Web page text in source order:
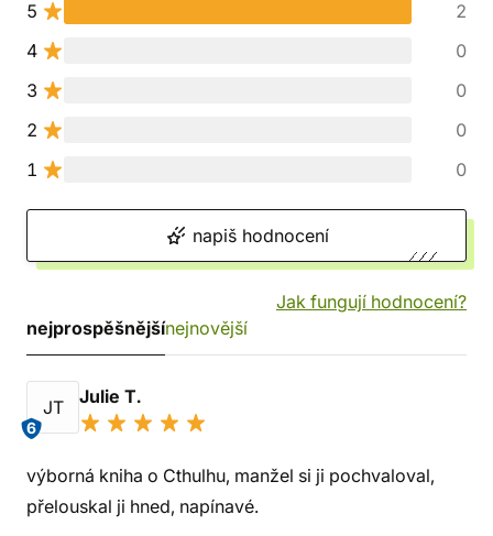
5
2
4
0
3
0
2
0
1
0
napiš hodnocení
Jak fungují hodnocení?
nejprospěšnějšínejnovější
JT
6
Julie T.
výborná kniha o Cthulhu, manžel si ji pochvaloval,
přelouskal ji hned, napínavé.